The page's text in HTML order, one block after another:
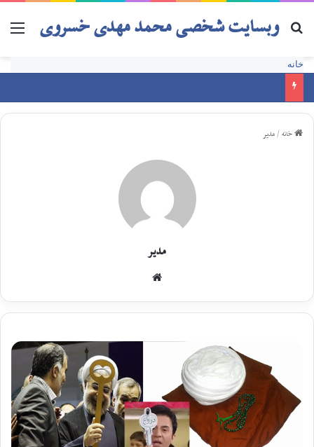
وبسایت شخصی محمد مهدی خسروی
خانه
خانه / مدیر
مدیر